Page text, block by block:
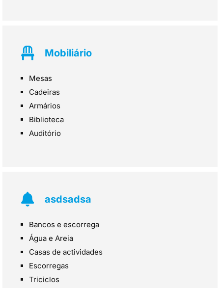
Mobiliário
Mesas
Cadeiras
Armários
Biblioteca
Auditório
asdsadsa
Bancos e escorrega
Água e Areia
Casas de actividades
Escorregas
Triciclos